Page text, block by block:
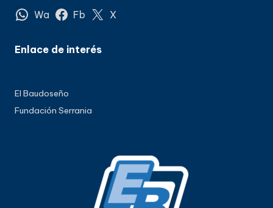
Wa Fb X
Enlace de interés
El Baudoseño
Fundación Serrania